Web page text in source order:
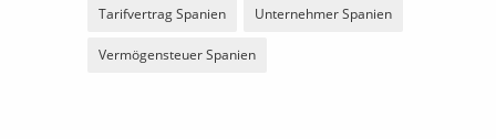
Tarifvertrag Spanien Unternehmer Spanien
Vermögensteuer Spanien